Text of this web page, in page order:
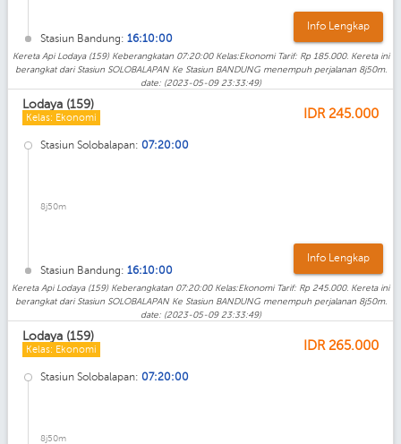
Stasiun Bandung: 16:10:00
Info Lengkap
Kereta Api Lodaya (159) Keberangkatan 07:20:00 Kelas:Ekonomi Tarif: Rp 185.000. Kereta ini
berangkat dari Stasiun SOLOBALAPAN Ke Stasiun BANDUNG menempuh perjalanan 8j50m.
date: (2023-05-09 23:33:49)
Lodaya (159)
Kelas: Ekonomi IDR 245.000
Stasiun Solobalapan: 07:20:00
8j50m
Stasiun Bandung: 16:10:00
Info Lengkap
Kereta Api Lodaya (159) Keberangkatan 07:20:00 Kelas:Ekonomi Tarif: Rp 245.000. Kereta ini
berangkat dari Stasiun SOLOBALAPAN Ke Stasiun BANDUNG menempuh perjalanan 8j50m.
date: (2023-05-09 23:33:49)
Lodaya (159)
Kelas: Ekonomi IDR 265.000
Stasiun Solobalapan: 07:20:00
8j50m